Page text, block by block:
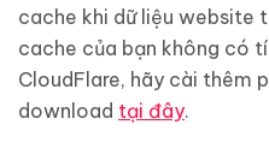
cache khi dữ liệu website
cache của bạn không có
CloudFlare, hãy cài thêm
download tại đây.